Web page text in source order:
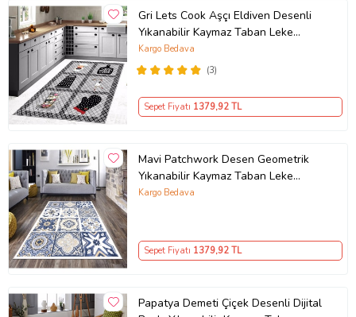
Gri Lets Cook Aşçı Eldiven Desenli
Yıkanabilir Kaymaz Taban Leke
Tutmaz Modern Mutfak Halısı
(3)
Kargo Bedava
Sepet Fiyatı 1379,92 TL
Mavi Patchwork Desen Geometrik
Yıkanabilir Kaymaz Taban Leke
Tutmaz Modern Salon Halısı ve
Kargo Bedava
Sepet Fiyatı 1379,92 TL
Papatya Demeti Çiçek Desenli Dijital